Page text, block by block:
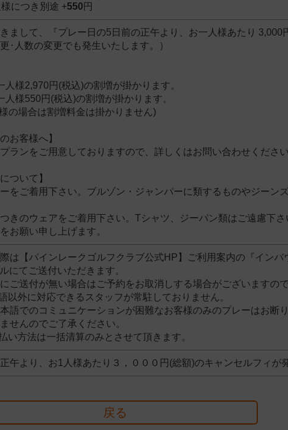
につき別途 +550 円
まして、『プレー日の5日前の正午より、お一人様あたり 3,000
･人数の変更でも発生いたします。）
様2,970円(税込)の割増が掛かります。
様550円(税込)の割増が掛かります。
の場合は割増料金は掛かりません)
お客様へ】
ランをご用意しておりますので、詳しくはお問い合わせください
ついて】
をご着用下さい。ブルゾン・ジャンパーに類するものやジーン
きのウェアをご着用下さい。Tシャツ、ジーパン類はご遠慮下さ
お願い申し上げます。
は【パインレークゴルフクラブ公式HP】ご利用案内の『インバ
にてご送付いただきます。
ご送付が無い場合はご予約をお取消しする場合がございますの
以外に対応できるスタッフが常駐しておりません。
語でのコミュニケーションが困難なお客様のみのプレーはお断
せんのでご了承ください。
い方法は一括清算のみとさせて頂きます。
午より、お1人様あたり３，０００円(総額)のキャンセルフィが
戻る